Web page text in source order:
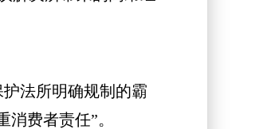
法所明确规制的霸
费者责任”。